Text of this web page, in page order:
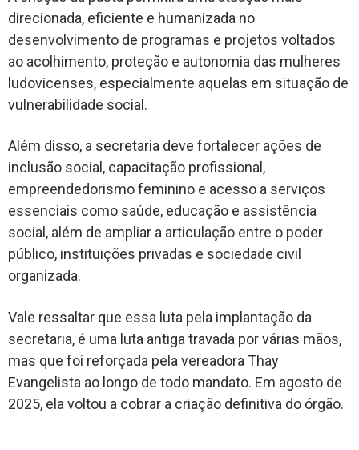
direcionada, eficiente e humanizada no
desenvolvimento de programas e projetos voltados
ao acolhimento, proteção e autonomia das mulheres
ludovicenses, especialmente aquelas em situação de
vulnerabilidade social.
Além disso, a secretaria deve fortalecer ações de
inclusão social, capacitação profissional,
empreendedorismo feminino e acesso a serviços
essenciais como saúde, educação e assistência
social, além de ampliar a articulação entre o poder
público, instituições privadas e sociedade civil
organizada.
Vale ressaltar que essa luta pela implantação da
secretaria, é uma luta antiga travada por várias mãos,
mas que foi reforçada pela vereadora Thay
Evangelista ao longo de todo mandato. Em agosto de
2025, ela voltou a cobrar a criação definitiva do órgão.